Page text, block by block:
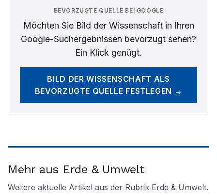
BEVORZUGTE QUELLE BEI GOOGLE
Möchten Sie Bild der Wissenschaftin Ihren
Google-Suchergebnissen bevorzugt sehen?
Ein Klick genügt.
BILD DER WISSENSCHAFT ALS
BEVORZUGTE QUELLE FESTLEGEN →
Mehr aus Erde & Umwelt
Weitere aktuelle Artikel aus der Rubrik Erde & Umwelt.